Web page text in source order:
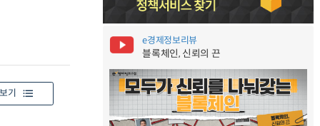
기
e경제정보리뷰
블록체인, 신뢰의 끈